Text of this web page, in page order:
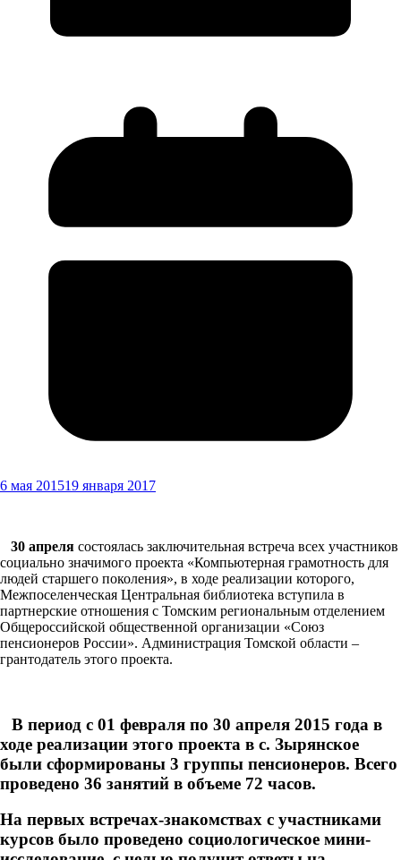
6 мая 201519 января 2017
30 апреля состоялась заключительная встреча всех участников
социально значимого проекта «Компьютерная грамотность для
людей старшего поколения», в ходе реализации которого,
Межпоселенческая Центральная библиотека вступила в
партнерские отношения с Томским региональным отделением
Общероссийской общественной организации «Союз
пенсионеров России». Администрация Томской области –
грантодатель этого проекта.
В период с 01 февраля по 30 апреля 2015 года в
ходе реализации этого проекта в с. Зырянское
были сформированы 3 группы пенсионеров. Всего
проведено 36 занятий в объеме 72 часов.
На первых встречах-знакомствах с участниками
курсов было проведено социологическое мини-